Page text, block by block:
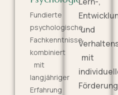
Fundierte
psychologische
Fachkenntnisse
kombiniert
mit
langjähriger
Erfahrung
und
mit